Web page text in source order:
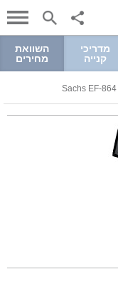
מדריכי
קנייה
השוואת
מחירים